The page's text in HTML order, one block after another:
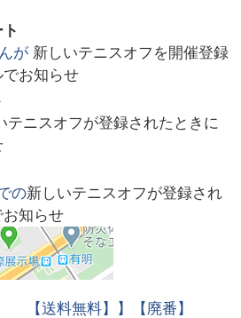
が 新しいテニスオフを開催登録
でお知らせ
テニスオフが登録されたときに
の新しいテニスオフが登録され
知らせ
【送料無料】】【廃番】